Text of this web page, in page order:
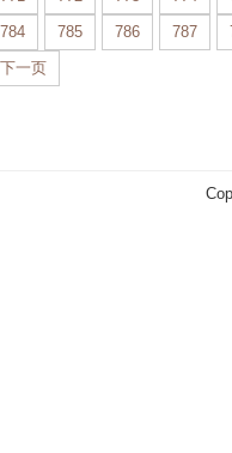
784 785 786 787
下一页